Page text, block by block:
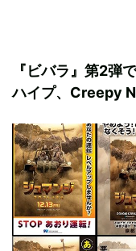
『ビバラ』第2弾
ハイプ、Creepy